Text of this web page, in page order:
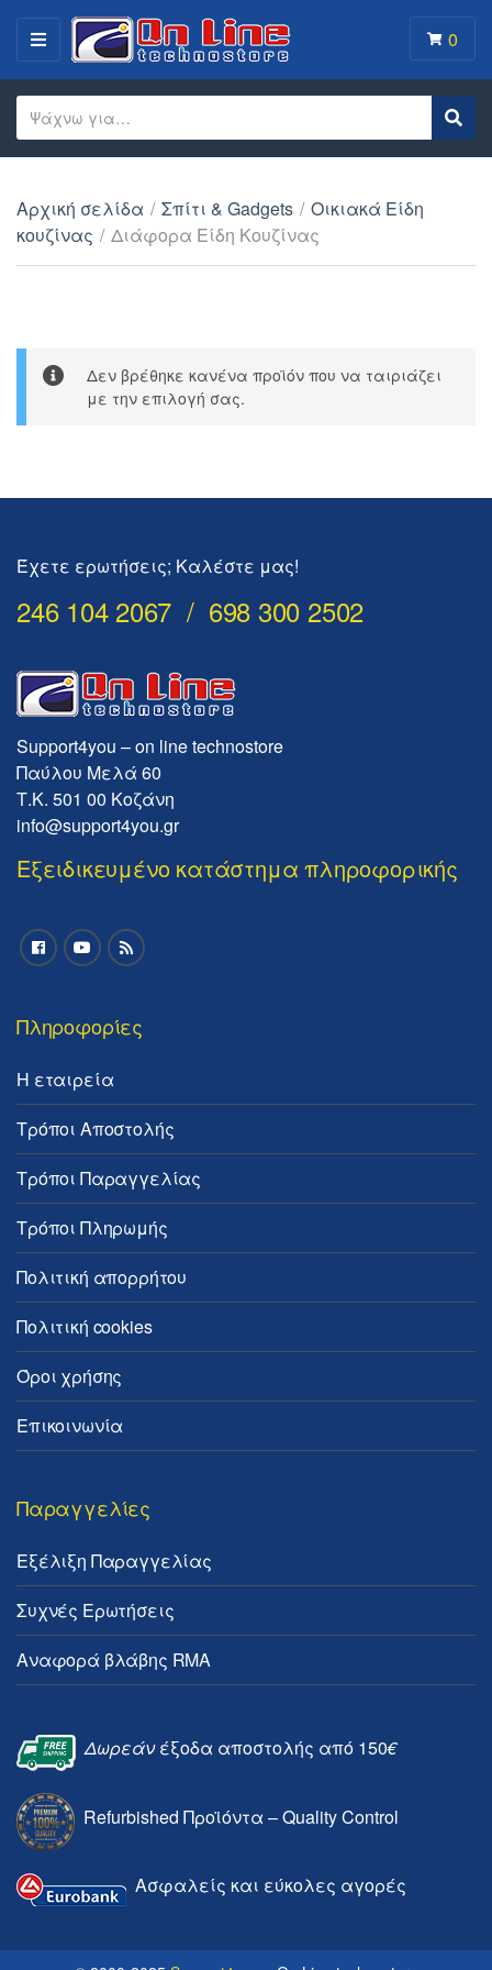
MENU
Category name
Search text
0
Αρχική σελίδα / Σπίτι & Gadgets / Οικιακά Είδη
κουζίνας / Διάφορα Είδη Κουζίνας
Δεν βρέθηκε κανένα προϊόν που να ταιριάζει
με την επιλογή σας.
Έχετε ερωτήσεις; Καλέστε μας!
246 104 2067 / 698 300 2502
Support4you – on line technostore
Παύλου Μελά 60
Τ.Κ. 501 00 Κοζάνη
info@support4you.gr
Εξειδικευμένο κατάστημα πληροφορικής
Πληροφορίες
Η εταιρεία
Τρόποι Αποστολής
Τρόποι Παραγγελίας
Τρόποι Πληρωμής
Πολιτική απορρήτου
Πολιτική cookies
Όροι χρήσης
Επικοινωνία
Παραγγελίες
Εξέλιξη Παραγγελίας
Συχνές Ερωτήσεις
Αναφορά βλάβης RMA
Δωρεάνέξοδα αποστολής από 150€
Refurbished Προϊόντα – Quality Control
Ασφαλείς και εύκολες αγορές